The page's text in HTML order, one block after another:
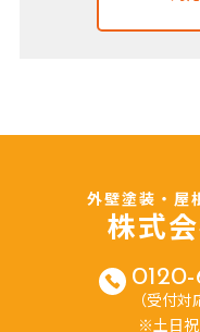
外壁塗装・屋
株式
（受付
※土日祝